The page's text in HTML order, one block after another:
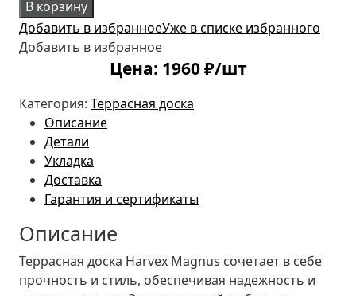
В корзину
Добавить в избранноеУже в списке избранного
Добавить в избранное
Цена: 1960₽/шт
Категория: Террасная доска
Описание
Детали
Укладка
Доставка
Гарантия и сертификаты
Описание
Террасная доска Harvex Magnus сочетает в себе
прочность и стиль, обеспечивая надежность и